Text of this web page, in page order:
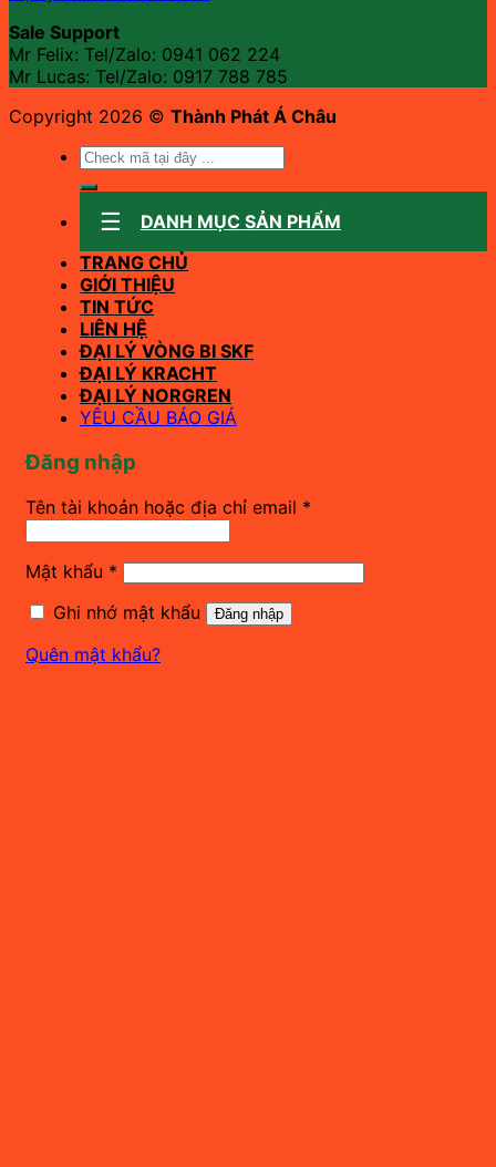
Sale Support
Mr Felix: Tel/Zalo: 0941 062 224
Mr Lucas: Tel/Zalo: 0917 788 785
Copyright 2026 © Thành Phát Á Châu
Tìm
DANH MỤC SẢN PHẨM
TRANG CHỦ
GIỚI THIỆU
TIN TỨC
LIÊN HỆ
ĐẠI LÝ VÒNG BI SKF
ĐẠI LÝ KRACHT
ĐẠI LÝ NORGREN
YÊU CẦU BÁO GIÁ
Đăng nhập
Tên tài khoản hoặc địa chỉ email *
Mật khẩu * Bắt
Ghi nhớ mật khẩu
Đăng nhập
Quên mật khẩu?